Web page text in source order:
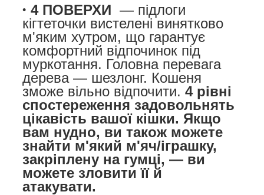
4 ПОВЕРХИ — підлоги
кігтеточки вистелені винятково
м'яким хутром, що гарантує
комфортний відпочинок під
муркотання. Головна перевага
дерева — шезлонг. Кошеня
зможе вільно відпочити. 4 рівні
спостереження задовольнять
цікавість вашої кішки. Якщо
вам нудно, ви також можете
знайти м'який м'яч/іграшку,
закріплену на гумці, — ви
можете зловити її й
атакувати.